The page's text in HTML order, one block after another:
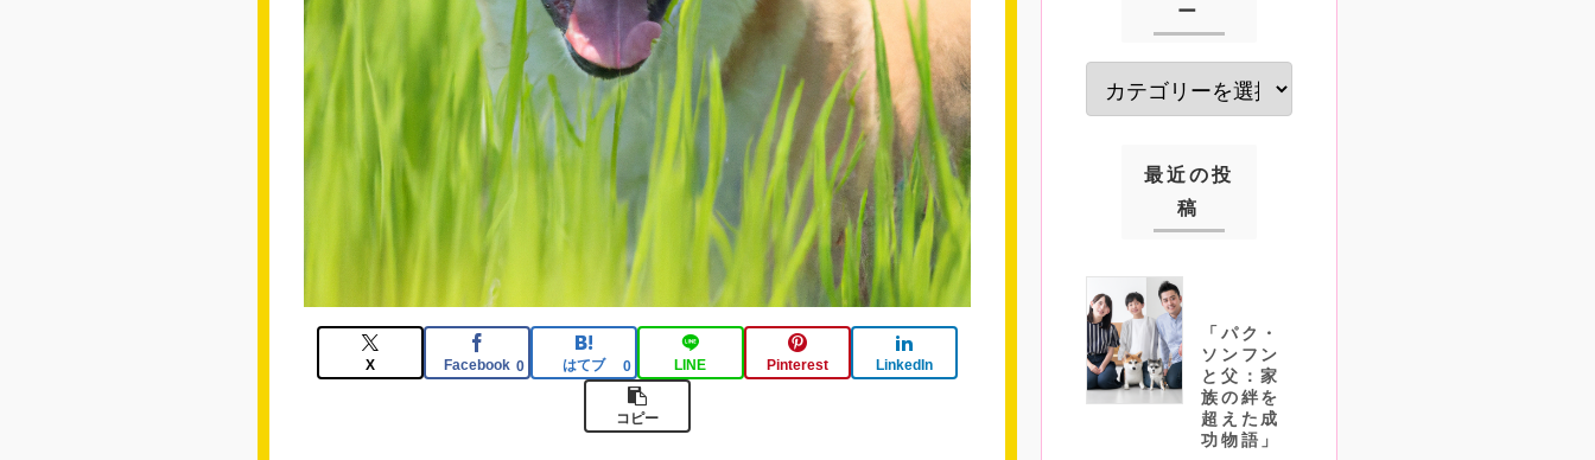
X Facebook 0 はてブ 0 LINE Pinterest LinkedIn
コピー
ー
最近の投
稿
「パク・
ソンフン
と父：家
族の絆を
超えた成
功物語」